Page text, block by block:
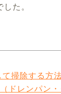
た。
掃除する方法
ドレンパン・